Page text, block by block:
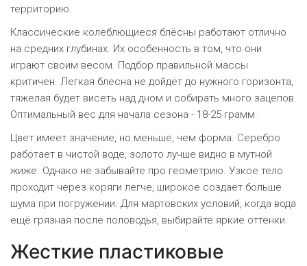
территорию.
Классические колеблющиеся блёсны работают отлично
на средних глубинах. Их особенность в том, что они
играют своим весом. Подбор правильной массы
критичен. Легкая блесна не дойдёт до нужного горизонта,
тяжелая будет висеть над дном и собирать много зацепов.
Оптимальный вес для начала сезона - 18-25 грамм.
Цвет имеет значение, но меньше, чем форма. Серебро
работает в чистой воде, золото лучше видно в мутной
жиже. Однако не забывайте про геометрию. Узкое тело
проходит через коряги легче, широкое создает больше
шума при погружении. Для мартовских условий, когда вода
ещё грязная после половодья, выбирайте яркие оттенки.
Жесткие пластиковые